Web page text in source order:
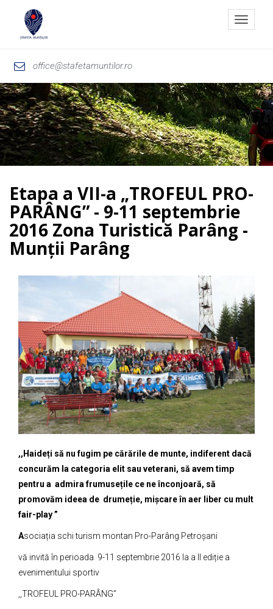
office@stafetamuntilor.ro
Toggle
Etapa a VII-a „TROFEUL PRO-
PARÂNG” - 9-11 septembrie
2016 Zona Turistică Parâng -
Munții Parâng
,,Haideți să nu fugim pe cărările de munte, indiferent dacă
concurăm la categoria elit sau veterani, să avem timp
pentru a admira frumusețile ce ne înconjoară, să
promovăm ideea de drumeție, mișcare în aer liber cu mult
fair-play ”
Asociația schi turism montan Pro-Parâng Petroșani
vă invită în perioada 9-11 septembrie 2016 la a II ediție a
evenimentului sportiv
,,TROFEUL PRO-PARÂNG”